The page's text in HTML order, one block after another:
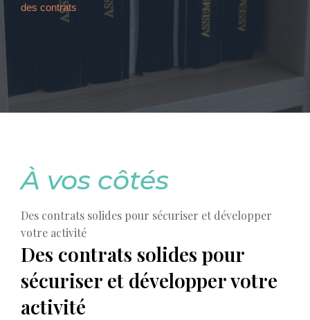
des contrats
À vos côtés
Des contrats solides pour sécuriser et développer
votre activité
Des contrats solides pour
sécuriser et développer votre
activité